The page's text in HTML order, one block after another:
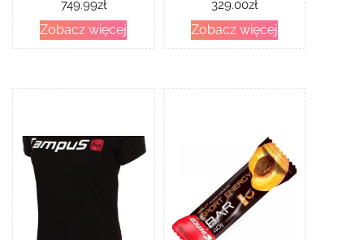
Storm Czarny
302579900365
749.99zł
Zobacz więcej
329.00zł
Zobacz więcej